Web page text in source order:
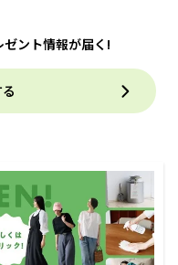
ント情報が届く!